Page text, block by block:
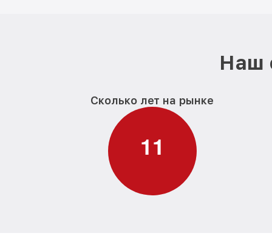
Наш
Сколько лет на рынке
11